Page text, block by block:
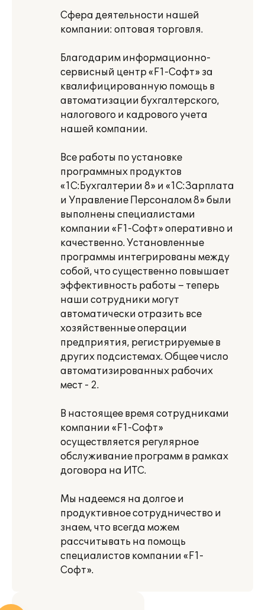
Сфера деятельности нашей
компании: оптовая торговля.
Благодарим информационно-
сервисный центр «F1-Софт» за
квалифицированную помощь в
автоматизации бухгалтерского,
налогового и кадрового учета
нашей компании.
Все работы по установке
программных продуктов
«1С:Бухгалтерии 8» и «1С:Зарплата
и Управление Персоналом 8» были
выполнены специалистами
компании «F1-Софт» оперативно и
качественно. Установленные
программы интегрированы между
собой, что существенно повышает
эффективность работы – теперь
наши сотрудники могут
автоматически отразить все
хозяйственные операции
предприятия, регистрируемые в
других подсистемах. Общее число
автоматизированных рабочих
мест - 2.
В настоящее время сотрудниками
компании «F1-Cофт»
осуществляется регулярное
обслуживание программ в рамках
договора на ИТС.
Мы надеемся на долгое и
продуктивное сотрудничество и
знаем, что всегда можем
рассчитывать на помощь
специалистов компании «F1-
Софт».